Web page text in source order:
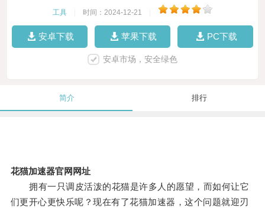
工具 时间：2024-12-21
安卓下载 苹果下载 PC下载
安卓市场，安全绿色
简介 排行
花猫加速器官网网址
拥有一只调皮活泼的花猫是许多人的愿望，而如何让它
们更开心更快乐呢？现在有了花猫加速器，这个问题就迎刃